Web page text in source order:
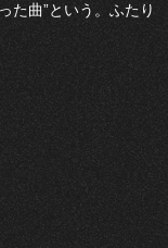
た曲”という。ふたり